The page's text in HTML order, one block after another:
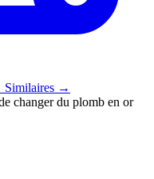
Similaires →